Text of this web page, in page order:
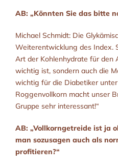
AB: „Könnten Sie das bitte
Michael Schmidt: Die
Weiterentwicklung des Index.
Art der Kohlenhydrate für den
wichtig ist, sondern auch die
wichtig für die Diabetiker
Roggenvollkorn macht unser
Gruppe sehr interessant!“
AB: „Vollkorngetreide ist ja
man sozusagen auch als
profitieren?“